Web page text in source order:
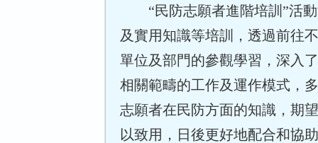
“民防志願者進階培訓”活動
及實用知識等培訓，透過前往
單位及部門的參觀學習，深入
相關範疇的工作及運作模式，
志願者在民防方面的知識，期
以致用，日後更好地配合和協